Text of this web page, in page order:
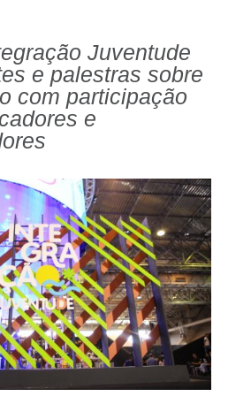
Juventude
e palestras sobre
com participação
e